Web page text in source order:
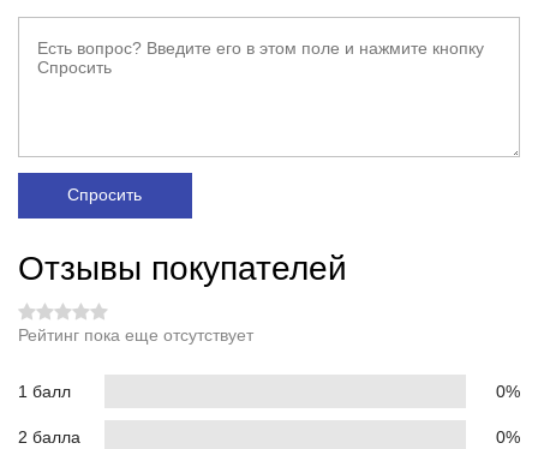
Спросить
Отзывы покупателей
Рейтинг пока еще отсутствует
1 балл 0%
2 балла 0%